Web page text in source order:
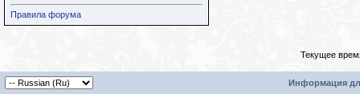
Правила форума
Текущее
Информация